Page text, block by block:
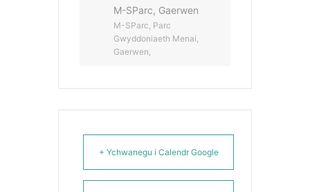
M-SParc, Gaerwen
M-SParc, Parc
Gwyddoniaeth Menai,
Gaerwen,
+ Ychwanegu i Calendr Google